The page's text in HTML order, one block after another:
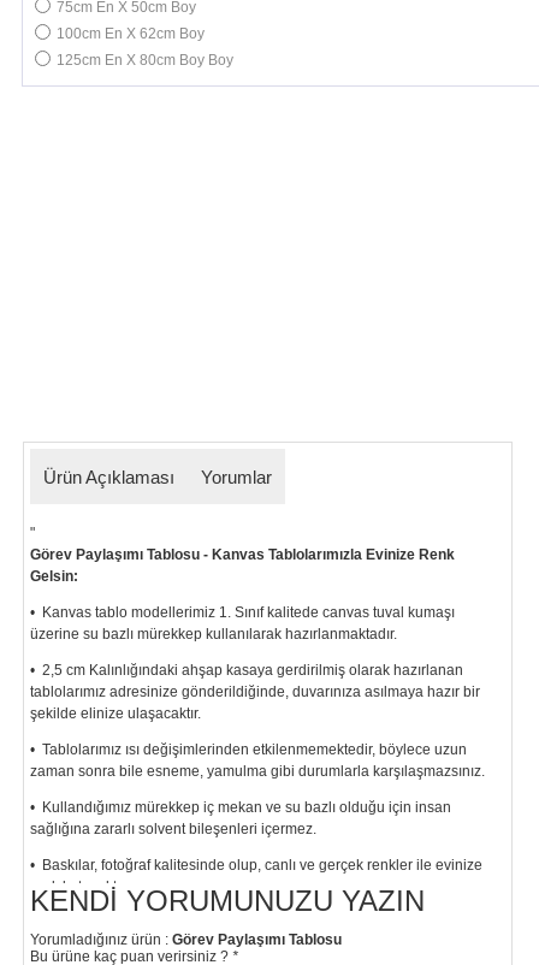
75cm En X 50cm Boy
100cm En X 62cm Boy
125cm En X 80cm Boy Boy
Ürün Açıklaması Yorumlar
"
Görev Paylaşımı Tablosu - Kanvas Tablolarımızla Evinize Renk
Gelsin:
• Kanvas tablo modellerimiz 1. Sınıf kalitede canvas tuval kumaşı
üzerine su bazlı mürekkep kullanılarak hazırlanmaktadır.
• 2,5 cm Kalınlığındaki ahşap kasaya gerdirilmiş olarak hazırlanan
tablolarımız adresinize gönderildiğinde, duvarınıza asılmaya hazır bir
şekilde elinize ulaşacaktır.
• Tablolarımız ısı değişimlerinden etkilenmemektedir, böylece uzun
zaman sonra bile esneme, yamulma gibi durumlarla karşılaşmazsınız.
• Kullandığımız mürekkep iç mekan ve su bazlı olduğu için insan
sağlığına zararlı solvent bileşenleri içermez.
• Baskılar, fotoğraf kalitesinde olup, canlı ve gerçek renkler ile evinize
renk katacaktır.
KENDI YORUMUNUZU YAZIN
Yorumladığınız ürün : Görev Paylaşımı Tablosu
Bu ürüne kaç puan verirsiniz ? *